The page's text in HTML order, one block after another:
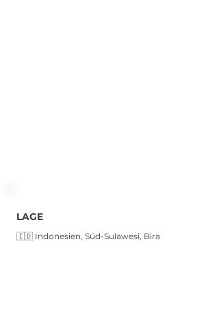
LAGE
🇮🇩 Indonesien, Süd-Sulawesi, Bira